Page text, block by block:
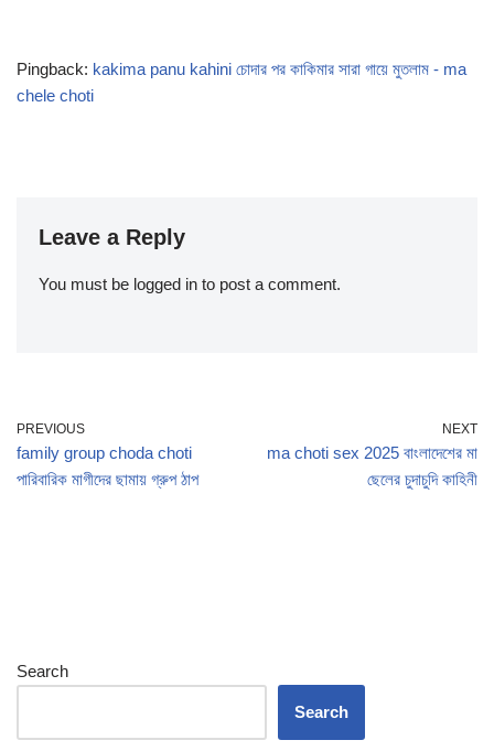
Pingback: kakima panu kahini চোদার পর কাকিমার সারা গায়ে মুতলাম - ma
chele choti
Leave a Reply
You must be logged in to post a comment.
PREVIOUS
family group choda choti
পারিবারিক মাগীদের ছামায় গ্রুপ ঠাপ
NEXT
ma choti sex 2025 বাংলাদেশের মা
ছেলের চুদাচুদি কাহিনী
Search
Search